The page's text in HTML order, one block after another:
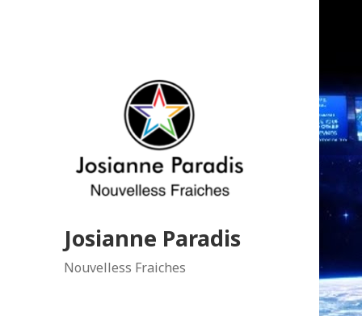
Josianne Paradis
Nouvelless Fraiches